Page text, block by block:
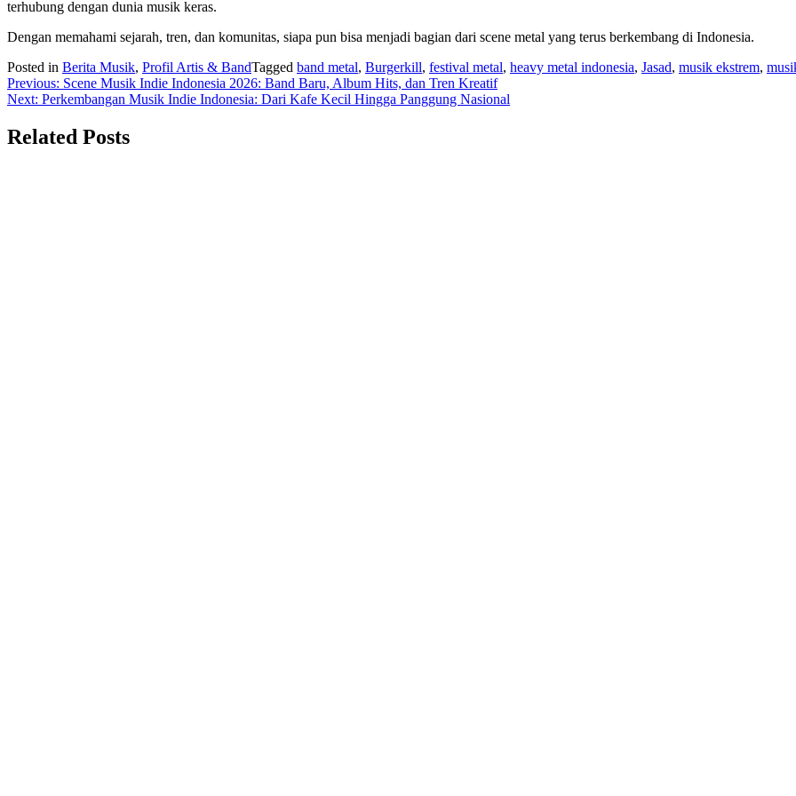
terhubung dengan dunia musik keras.
Dengan memahami sejarah, tren, dan komunitas, siapa pun bisa menjadi bagian dari scene metal yang terus berkembang di Indonesia.
Posted in Berita Musik, Profil Artis & BandTagged band metal, Burgerkill, festival metal, heavy metal indonesia, Jasad, musik ekstrem,
Navigasi
pos
Previous: Scene Musik Indie Indonesia 2026: Band Baru, Album Hits, dan Tren Kreatif
Next: Perkembangan Musik Indie Indonesia: Dari Kafe Kecil Hingga Panggung Nasional
Related Posts